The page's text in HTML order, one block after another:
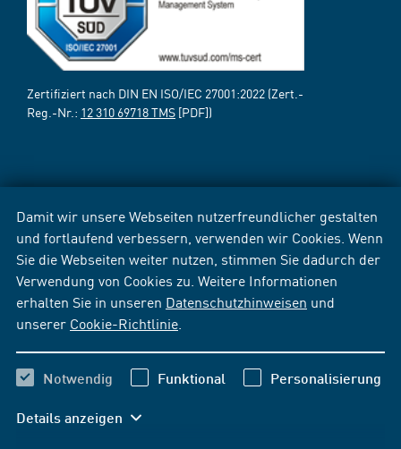
Damit wir unsere Webseiten nutzerfreundlicher gestalten
und fortlaufend verbessern, verwenden wir Cookies. Wenn
Sie die Webseiten weiter nutzen, stimmen Sie dadurch der
Verwendung von Cookies zu. Weitere Informationen
erhalten Sie in unseren Datenschutzhinweisen und
unserer Cookie-Richtlinie
Notwendig Funktional Personalisierung
Details anzeigen
Zertifiziert nach DIN EN ISO/IEC 27001:2022 (Zert.-
Reg.-Nr.: 12 310 69718 TMS [PDF])